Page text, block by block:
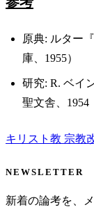
原典: ルター
庫、1955）
研究: R. ベイ
聖文舎、1954
キリスト教 宗教
NEWSLETTER
新着の論考を、